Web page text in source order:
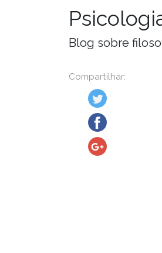
Blog sobre
Compartilhar: